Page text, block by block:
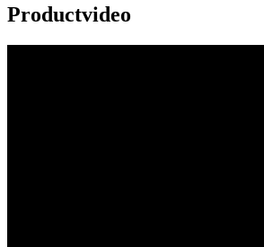
Productvideo